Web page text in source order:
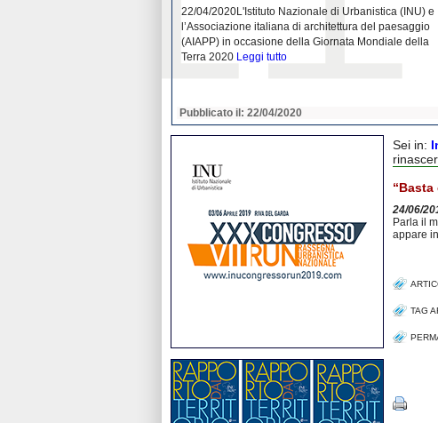
22/04/2020L'Istituto Nazionale di Urbanistica (INU) e
l’Associazione italiana di architettura del paesaggio
(AIAPP) in occasione della Giornata Mondiale della
Terra 2020 Leggi tutto
Pubblicato il: 22/04/2020
Sei in:
24/06/
Parla il
appare
TAG